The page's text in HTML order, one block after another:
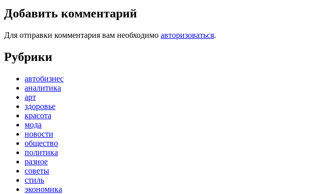
Добавить комментарий
Для отправки комментария вам необходимо авторизоваться.
Рубрики
автобизнес
аналитика
арт
здоровье
красота
мода
новости
общество
политика
разное
советы
стиль
экономика